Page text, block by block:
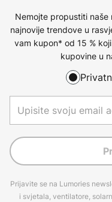
Nemojte propustiti
najnovije trendove u
vam kupon* od 15 %
kupovine u
Prijavite se na Lumories
i svjetala, ventilatore,